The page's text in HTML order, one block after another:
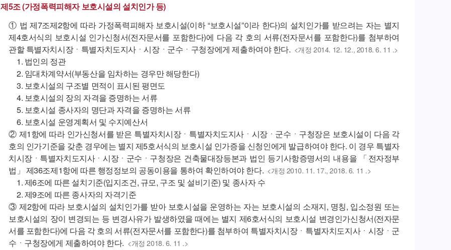
제5조 (가정폭력피해자 보호시설의 설치인가 등)
① 법 제7조제2항에 따라 가정폭력피해자 보호시설(이하 “보호시설”이라 한다)의 설치인가를 받으려는 자는 별지
제4호서식의 보호시설 인가신청서(전자문서를 포함한다)에 다음 각 호의 서류(전자문서를 포함한다)를 첨부하여
관할 특별자치시장ㆍ특별자치도지사ㆍ시장ㆍ군수ㆍ구청장에게 제출하여야 한다. <개정 2014. 12. 12., 2018. 6. 11 .>
1. 법인의 정관
2. 임대차계약서(부동산을 임차하는 경우만 해당한다)
3. 보호시설의 구조별 면적이 표시된 평면도
4. 보호시설의 장의 자격을 증명하는 서류
5. 보호시설 종사자의 명단과 자격을 증명하는 서류
6. 보호시설 운영계획서 및 수지예산서
② 제1항에 따라 인가신청서를 받은 특별자치시장ㆍ특별자치도지사ㆍ시장ㆍ군수ㆍ구청장은 보호시설이 다음 각
호의 인가기준을 갖춘 경우에는 별지 제5호서식의 보호시설 인가증을 신청인에게 발급하여야 한다. 이 경우 특별자
치시장ㆍ특별자치도지사ㆍ시장ㆍ군수ㆍ구청장은 건축물대장등본과 법인 등기사항증명서의 내용을 「전자정부
법」 제36조제1항에 따른 행정정보의 공동이용을 통하여 확인하여야 한다. <개정 2010. 11. 17., 2018. 6. 11 .>
1. 제6조에 따른 설치기준(입지조건, 규모, 구조 및 설비기준) 및 종사자 수
2. 제9조에 따른 종사자의 자격기준
③ 제2항에 따라 보호시설의 설치인가를 받아 보호시설을 운영하는 자는 보호시설의 소재지, 명칭, 입소정원 또는
보호시설의 장이 변경되는 등 변경사유가 발생하였을 때에는 별지 제6호서식의 보호시설 변경인가신청서(전자문
서를 포함한다)에 다음 각 호의 서류(전자문서를 포함한다)를 첨부하여 특별자치시장ㆍ특별자치도지사ㆍ시장ㆍ군
수ㆍ구청장에게 제출하여야 한다. <개정 2018. 6. 11 .>